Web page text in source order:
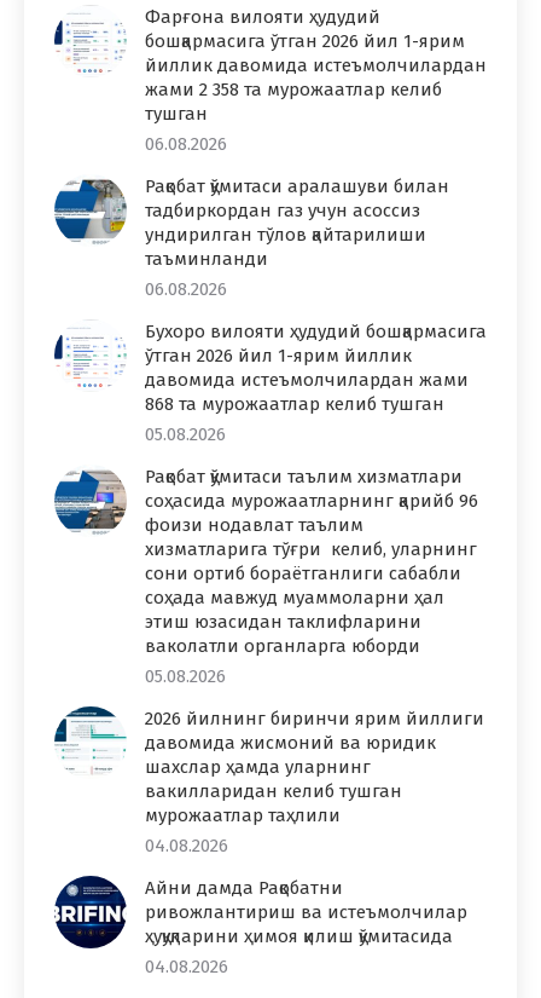
Фарғона вилояти ҳудудий
бошқармасига ўтган 2026 йил 1-ярим
йиллик давомида истеъмолчилардан
жами 2 358 та мурожаатлар келиб
тушган
06.08.2026
Рақобат қўмитаси аралашуви билан
тадбиркордан газ учун асоссиз
ундирилган тўлов қайтарилиши
таъминланди
06.08.2026
Бухоро вилояти ҳудудий бошқармасига
ўтган 2026 йил 1-ярим йиллик
давомида истеъмолчилардан жами
868 та мурожаатлар келиб тушган
05.08.2026
Рақобат қўмитаси таълим хизматлари
соҳасида мурожаатларнинг қарийб 96
фоизи нодавлат таълим
хизматларига тўғри келиб, уларнинг
сони ортиб бораётганлиги сабабли
соҳада мавжуд муаммоларни ҳал
этиш юзасидан таклифларини
ваколатли органларга юборди
05.08.2026
2026 йилнинг биринчи ярим йиллиги
давомида жисмоний ва юридик
шахслар ҳамда уларнинг
вакилларидан келиб тушган
мурожаатлар таҳлили
04.08.2026
Айни дамда Рақобатни
ривожлантириш ва истеъмолчилар
ҳуқуқларини ҳимоя қилиш қўмитасида
04.08.2026